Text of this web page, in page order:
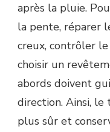
après la pluie.
la pente, réparer
creux, contrôler
choisir un
abords doivent
direction. Ainsi, le
plus sûr et